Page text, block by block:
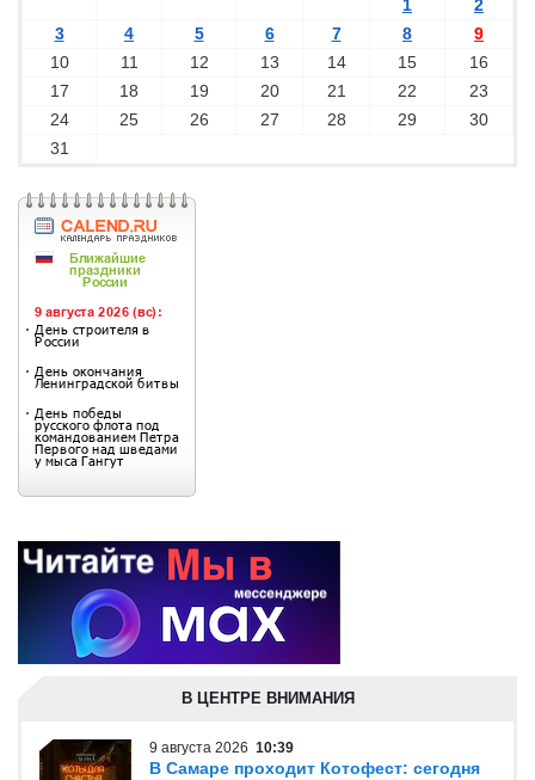
1
2
3
4 5 6 7 8
9
10
11 12 13 14 15
16
17
18 19 20 21 22
23
24
25 26 27 28 29
30
31
В ЦЕНТРЕ ВНИМАНИЯ
9 августа 2026 10:39
В Самаре проходит Котофест: сегодня